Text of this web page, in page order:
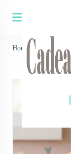
Home > Houten